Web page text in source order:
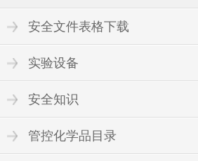
安全文件表格下载
实验设备
安全知识
管控化学品目录